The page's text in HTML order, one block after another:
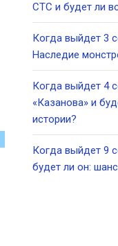
СТС и будет ли
Когда выйдет 3
Наследие
Когда выйдет 4
«Казанова» и
истории?
Когда выйдет 9
будет ли он: